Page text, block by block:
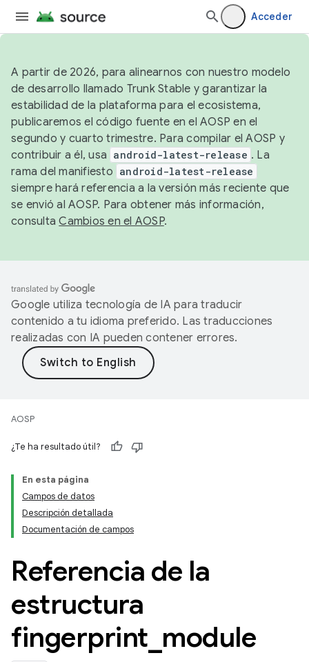
Acceder
A partir de 2026, para alinearnos con nuestro modelo
de desarrollo llamado Trunk Stable y garantizar la
estabilidad de la plataforma para el ecosistema,
publicaremos el código fuente en el AOSP en el
segundo y cuarto trimestre. Para compilar el AOSP y
contribuir a él, usa android-latest-release . La
rama del manifiesto android-latest-release
siempre hará referencia a la versión más reciente que
se envió al AOSP. Para obtener más información,
consultaCambios en el AOSP.
Google utiliza tecnología de IA para traducir
contenido a tu idioma preferido. Las traducciones
realizadas con IA pueden contener errores.
AOSP
¿Te ha resultado útil?
En esta página
Campos de datos
Descripción detallada
Documentación de campos
Referencia de la
estructura
fingerprint module